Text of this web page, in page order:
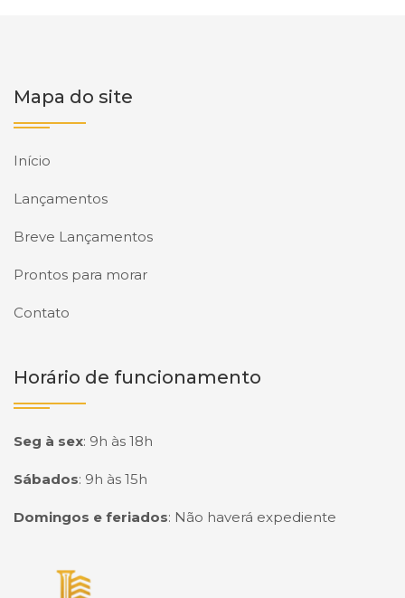
Mapa do site
Início
Lançamentos
Breve Lançamentos
Prontos para morar
Contato
Horário de funcionamento
Seg à sex: 9h às 18h
Sábados: 9h às 15h
Domingos e feriados: Não haverá expediente
Página inicial